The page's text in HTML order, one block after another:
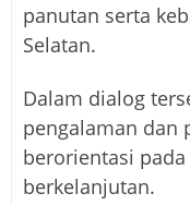
panutan serta
Selatan.
Dalam dialog
pengalaman dan
berorientasi
berkelanjutan.